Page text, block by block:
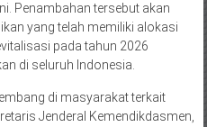
Penambahan tersebut akan
yang telah memiliki alokasi
pada tahun 2026
di seluruh Indonesia.
di masyarakat terkait
Jenderal Kemendikdasmen,